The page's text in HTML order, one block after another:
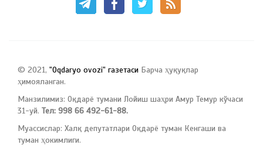
© 2021, "Oqdaryo ovozi" газетаси Барча ҳуқуқлар
ҳимояланган.
Манзилимиз: Оқдарё тумани Лойиш шаҳри Амур Темур кўчаси
31-уй. Тел: 998 66 492-61-88.
Муассислар: Халқ депутатлари Оқдарё туман Кенгаши ва
туман ҳокимлиги.